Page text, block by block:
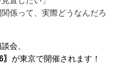
関係って、実際どうなんだろ
会、
が東京で開催されます！